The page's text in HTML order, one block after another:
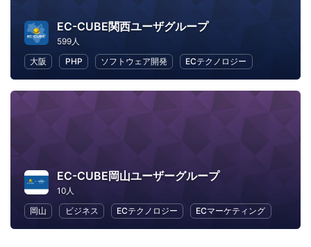
EC-CUBE関西ユーザグループ
599人
大阪
PHP ソフトウェア開発 ECテクノロジー
EC-CUBE岡山ユーザーグループ
10人
岡山
ビジネス ECテクノロジー ECマーケティング